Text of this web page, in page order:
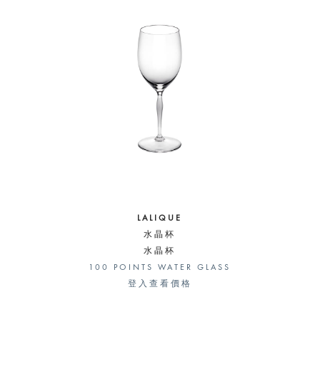
LALIQUE
水晶杯
水晶杯
100 POINTS WATER GLASS
登入查看價格